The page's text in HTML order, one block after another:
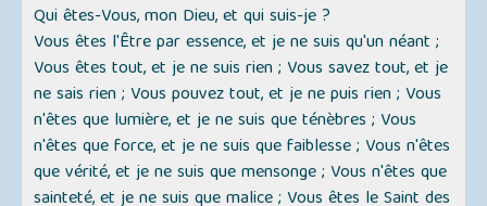
Qui êtes-Vous, mon Dieu, et qui suis-je ?
Vous êtes l'Être par essence, et je ne suis qu'un néant ;
Vous êtes tout, et je ne suis rien ; Vous savez tout, et je
ne sais rien ; Vous pouvez tout, et je ne puis rien ; Vous
n'êtes que lumière, et je ne suis que ténèbres ; Vous
n'êtes que force, et je ne suis que faiblesse ; Vous n'êtes
que vérité, et je ne suis que mensonge ; Vous n'êtes que
sainteté, et je ne suis que malice ; Vous êtes le Saint des